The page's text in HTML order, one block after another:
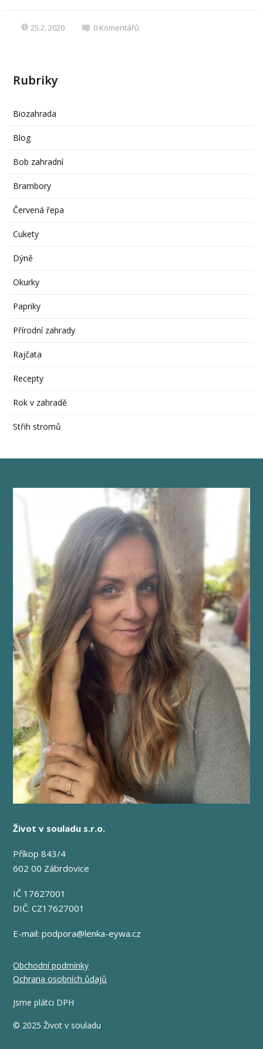
25.2. 2020 0 Komentářů
Rubriky
Biozahrada
Blog
Bob zahradní
Brambory
Červená řepa
Cukety
Dýně
Okurky
Papriky
Přírodní zahrady
Rajčata
Recepty
Rok v zahradě
Střih stromů
Život v souladu s.r.o.
Příkop 843/4
602 00 Zábrdovice
IČ 17627001
DIČ: CZ17627001
E-mail:podpora@lenka-eywa.cz
Obchodní podmínky
Ochrana osobních ůdajů
Jsme plátci DPH
© 2025 Život v souladu